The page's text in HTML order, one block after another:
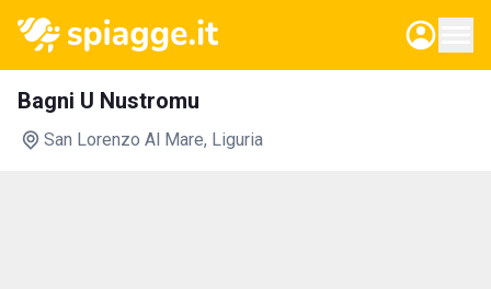
Bagni U Nustromu
San Lorenzo Al Mare, Liguria